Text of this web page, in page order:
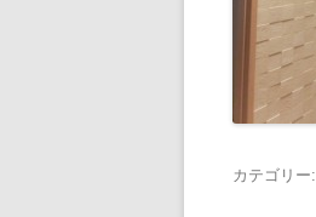
カテゴリー: